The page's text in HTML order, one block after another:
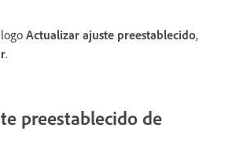
Actualizar ajuste preestablecido,
.
preestablecido de